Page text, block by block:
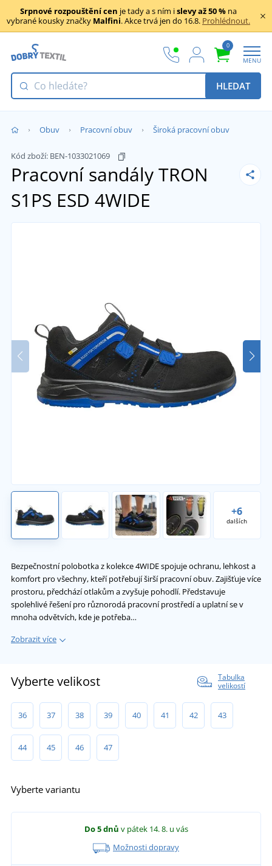
Srpnové rozpouštění cen je tady a s ním islevy až 50 % na
vybrané kousky značky Malfini. Akce trvá jen do 16.8. Prohlédnout.
0
MENU
HLEDAT
Obuv Pracovní obuv Široká pracovní obuv
Kód zboží: BEN-1033021069
Pracovní sandály TRON
S1PS ESD 4WIDE
+6
dalších
Bezpečnostní polobotka z kolekce 4WIDE spojuje ochranu, lehkost a
komfort pro všechny, kteří potřebují širší pracovní obuv. Zajišťuje více
prostoru, předchází otlakům a zvyšuje pohodlí. Představuje
spolehlivé řešení pro různorodá pracovní prostředí a uplatní se v
mnoha odvětvích, kde je potřeba…
Zobrazit více
Vyberte velikost
Tabulka
velikostí
36 37 38 39 40 41 42 43
44 45 46 47
Vyberte variantu
Do 5 dnů v pátek 14. 8. u vás
Možnosti dopravy